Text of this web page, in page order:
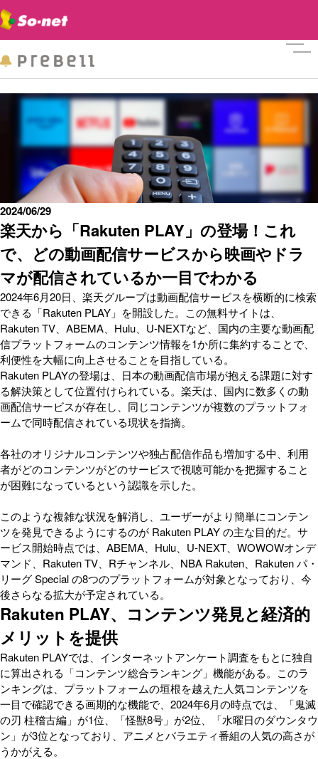
楽天から「Rakuten PLAY」の登場！これ
で、どの動画配信サービスから映画やドラ
マが配信されているか一目でわかる
2024/06/29
2024年6月20日、楽天グループは動画配信サービスを横断的に検索
できる「Rakuten PLAY」を開設した。この無料サイトは、
Rakuten TV、ABEMA、Hulu、U-NEXTなど、国内の主要な動画配
信プラットフォームのコンテンツ情報を1か所に集約することで、
利便性を大幅に向上させることを目指している。
Rakuten PLAYの登場は、日本の動画配信市場が抱える課題に対す
る解決策として位置付けられている。楽天は、国内に数多くの動
画配信サービスが存在し、同じコンテンツが複数のプラットフォ
ームで同時配信されている現状を指摘。
各社のオリジナルコンテンツや独占配信作品も増加する中、利用
者がどのコンテンツがどのサービスで視聴可能かを把握すること
が困難になっているという認識を示した。
このような複雑な状況を解消し、ユーザーがより簡単にコンテン
ツを発見できるようにするのが Rakuten PLAY の主な目的だ。サ
ービス開始時点では、ABEMA、Hulu、U-NEXT、WOWOWオンデ
マンド、Rakuten TV、Rチャンネル、NBA Rakuten、Rakuten パ・
リーグ Special の8つのプラットフォームが対象となっており、今
後さらなる拡大が予定されている。
Rakuten PLAY、コンテンツ発見と経済的
メリットを提供
Rakuten PLAYでは、インターネットアンケート調査をもとに独自
に算出される「コンテンツ総合ランキング」機能がある。このラ
ンキングは、プラットフォームの垣根を越えた人気コンテンツを
一目で確認できる画期的な機能で、2024年6月の時点では、「鬼滅
の刃 柱稽古編」が1位、「怪獣8号」が2位、「水曜日のダウンタウ
ン」が3位となっており、アニメとバラエティ番組の人気の高さが
うかがえる。